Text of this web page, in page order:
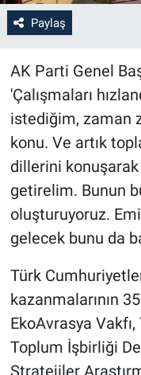
Paylaş
AK Parti Genel
'Çalışmaları
istediğim, zaman
konu. Ve artık
dillerini
getirelim. Bunun
oluşturuyoruz.
gelecek bunu da
Türk
kazanmalarının
EkoAvrasya Vakfı,
Toplum İşbirliği
Stratejiler